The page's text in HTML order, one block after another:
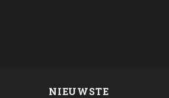
NIEUWSTE